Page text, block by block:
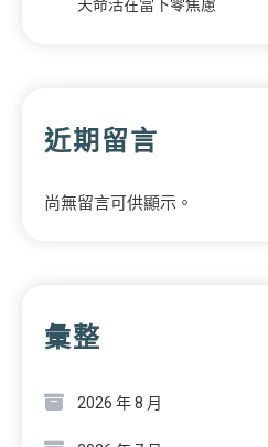
天命活在當下零焦慮
近期留言
尚無留言可供顯示。
彙整
2026 年 8 月